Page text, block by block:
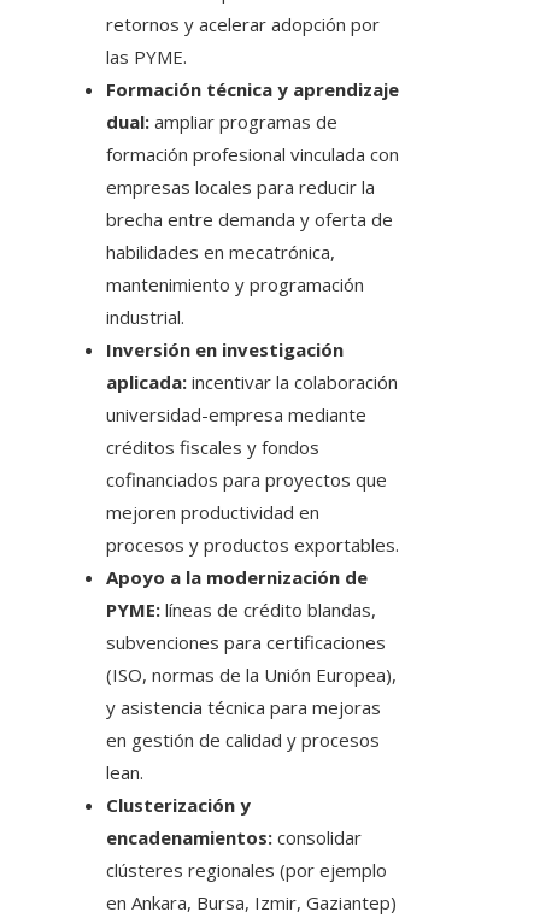
retornos y acelerar adopción por
las PYME.
Formación técnica y aprendizaje
dual: ampliar programas de
formación profesional vinculada con
empresas locales para reducir la
brecha entre demanda y oferta de
habilidades en mecatrónica,
mantenimiento y programación
industrial.
Inversión en investigación
aplicada: incentivar la colaboración
universidad-empresa mediante
créditos fiscales y fondos
cofinanciados para proyectos que
mejoren productividad en
procesos y productos exportables.
Apoyo a la modernización de
PYME: líneas de crédito blandas,
subvenciones para certificaciones
(ISO, normas de la Unión Europea),
y asistencia técnica para mejoras
en gestión de calidad y procesos
lean.
Clusterización y
encadenamientos: consolidar
clústeres regionales (por ejemplo
en Ankara, Bursa, Izmir, Gaziantep)